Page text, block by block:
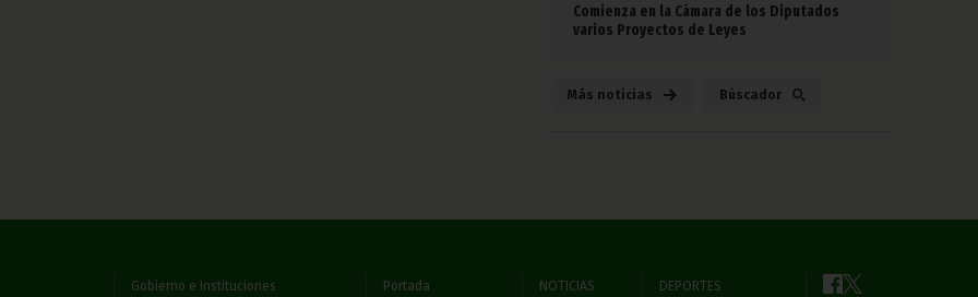
Comienza en la Cámara de los Diputados
varios Proyectos de Leyes
Más noticias Búscador
Gobierno e Instituciones Portada NOTICIAS DEPORTES